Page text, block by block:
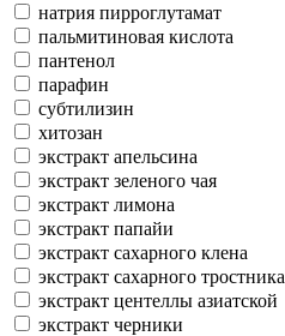
натрия пирроглутамат
пальмитиновая кислота
пантенол
парафин
субтилизин
хитозан
экстракт апельсина
экстракт зеленого чая
экстракт лимона
экстракт папайи
экстракт сахарного клена
экстракт сахарного тростника
экстракт центеллы азиатской
экстракт черники